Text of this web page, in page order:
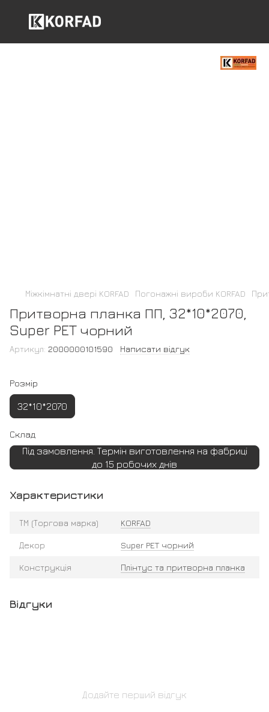
Міжкімнатні двері KORFAD Погонажні вироби KORFAD
Притворна планка ПП, 32*10*2070,
Super PET чорний
Артикул: 2000000101590 Написати відгук
Розмір
32*10*2070
Склад
Під замовлення. Термін виготовлення на фабриці
до 15 робочих днів
Характеристики
ТМ (Торгова марка) KORFAD
Декор Super PET чорний
Конструкція Плінтус та притворна планка
Відгуки
Додайте перший відгук